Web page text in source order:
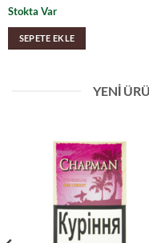
Stokta Var
SEPETE EKLE
YENI